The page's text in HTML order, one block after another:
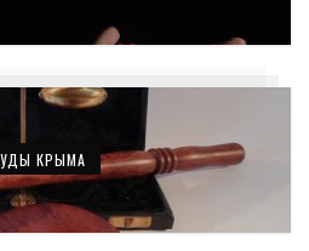
КРЫМА